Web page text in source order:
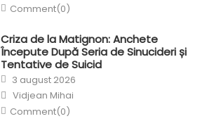
Comment(0)
Criza de la Matignon: Anchete
Începute După Seria de Sinucideri și
Tentative de Suicid
Posted
on
3 august 2026
Author
Vidjean Mihai
Comment(0)